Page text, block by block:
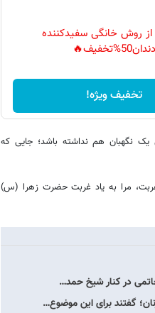
از روش خانگی سفیدکننده
دندان50%تخفیف🔥
تخفیف ویژه!
نگهبان هم نداشته باشد؛ جایی که
غربت، مرا به یاد غربت حضرت زهرا (س)
گفتند برای این موضوع…